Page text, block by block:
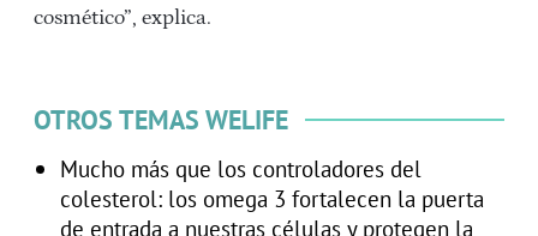
cosmético”, explica.
OTROS TEMAS WELIFE
Mucho más que los controladores del
colesterol: los omega 3 fortalecen la puerta
de entrada a nuestras células y protegen la